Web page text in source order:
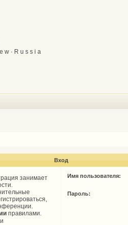
w · R u s s i a
Вход
занимает
правилами.
Имя пользователя:
Пароль: